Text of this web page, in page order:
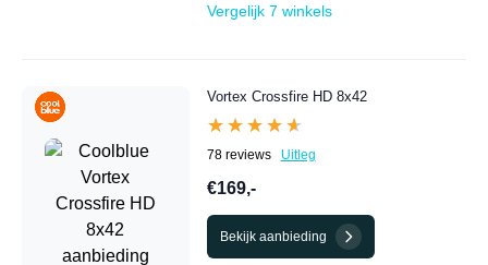
Vergelijk 7 winkels
Vortex Crossfire HD 8x42
★★★★★
★★★★★
78 reviews Uitleg
€169,-
Bekijk aanbieding